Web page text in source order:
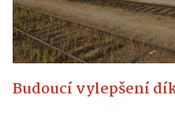
Budoucí vylepšení